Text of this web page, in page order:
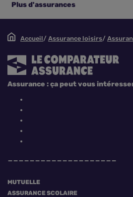
Plus d'assurances
Accueil Assurance loisirs
MUTUELLE
ASSURANCE SCOLAIRE
Assurance : ça peut vous